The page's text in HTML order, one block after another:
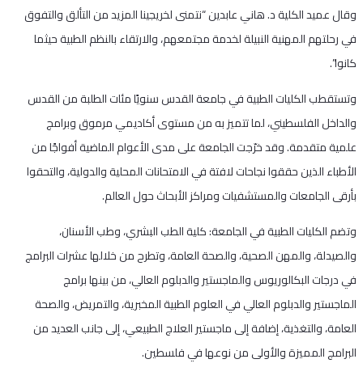
وقال عميد الكلية د. هاني عابدين “نتمنى لخريجينا المزيد من التألق والتفوق
في رحلتهم المهنية النبيلة لخدمة مجتمعهم، والارتقاء بالنظم الطبية حيثما
كانوا”.
وتستقطب الكليات الطبية في جامعة القدس سنويًا مئات الطلبة من القدس
والداخل الفلسطيني، لما تتميز به من مستوى أكاديمي مرموق وبرامج
علمية متقدمة. وقد خرّجت الجامعة على مدى الأعوام الماضية أفواجًا من
الأطباء الذين حققوا نجاحات لافتة في الامتحانات المحلية والدولية، والتحقوا
بأرقى الجامعات والمستشفيات ومراكز الأبحاث حول العالم.
وتضم الكليات الطبية في الجامعة: كلية الطب البشري، وطب الأسنان،
والصيدلة، والمهن الصحية، والصحة العامة، وتطرح من خلالها عشرات البرامج
في درجات البكالوريوس والماجستير والدبلوم العالي، من بينها برامج
الماجستير والدبلوم العالي في العلوم الطبية المخبرية، والتمريض، والصحة
العامة، والتغذية، إضافة إلى ماجستير العلاج الطبيعي، إلى جانب العديد من
البرامج المميزة والأولى من نوعها في فلسطين.